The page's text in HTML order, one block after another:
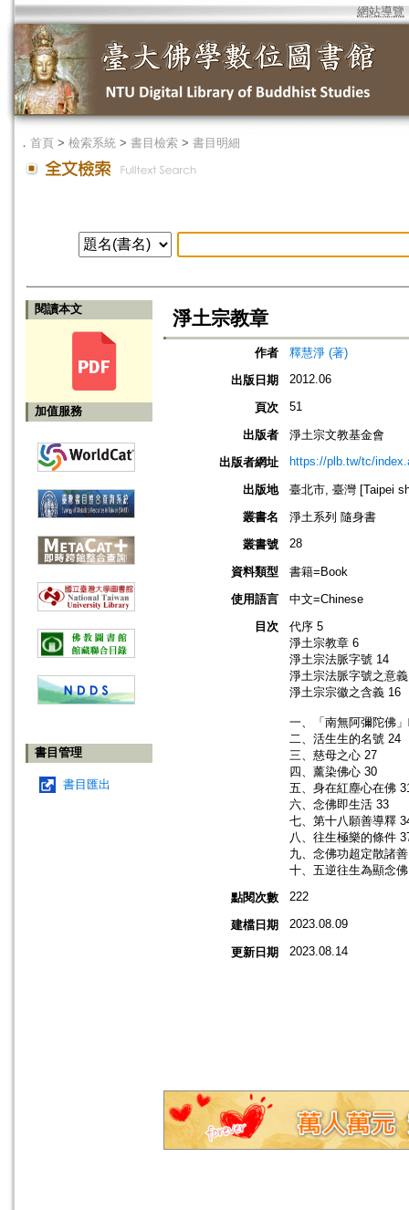
網站導覽
． 首頁 > 檢索系統 > 書目檢索 > 書目明細
閱讀本文
加值服務
書目管理
書目匯出
淨土宗教章
作者
釋慧淨 (著)
出版日期
2012.06
頁次 51
出版者
淨土宗文教基金會
出版者網址
https://plb.tw/tc/
出版地
臺北市, 臺灣 [Taipei
叢書名
淨土系列 隨身書
叢書號
28
資料類型
書籍=Book
使用語言
中文=Chinese
目次
代序 5
淨土宗教章 6
淨土宗法脈字號 14
淨土宗法脈字號之意
淨土宗宗徽之含義 16
一、「南無阿彌陀佛
二、活生生的名號 24
三、慈母之心 27
四、薰染佛心 30
五、身在紅塵心在佛
六、念佛即生活 33
七、第十八願善導釋
八、往生極樂的條件
九、念佛功超定散諸
十、五逆往生為顯念
點閱次數
222
建檔日期 2023.08.09
更新日期 2023.08.14